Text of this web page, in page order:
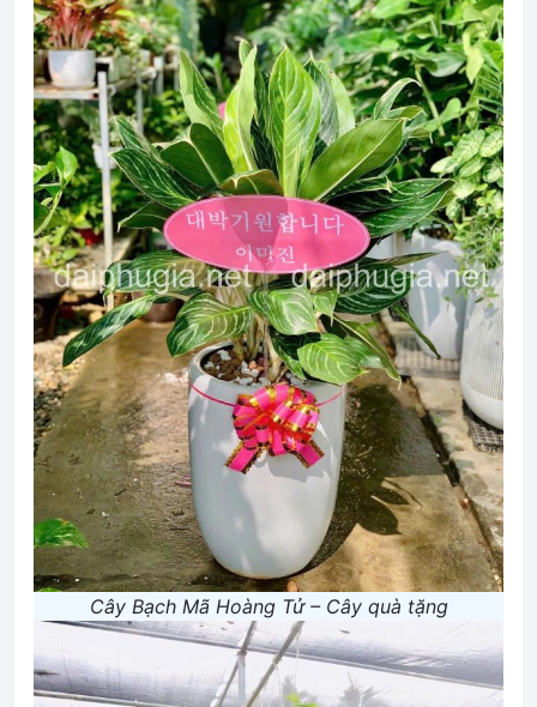
Cây Bạch Mã Hoàng Tử – Cây quà tặng